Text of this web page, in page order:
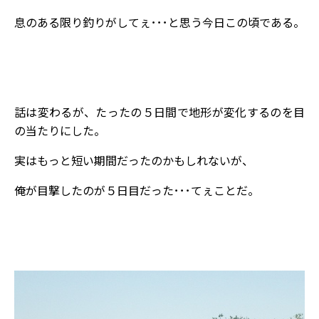
息のある限り釣りがしてぇ･･･と思う今日この頃である。
話は変わるが、たったの５日間で地形が変化するのを目
の当たりにした。
実はもっと短い期間だったのかもしれないが、
俺が目撃したのが５日目だった･･･てぇことだ。